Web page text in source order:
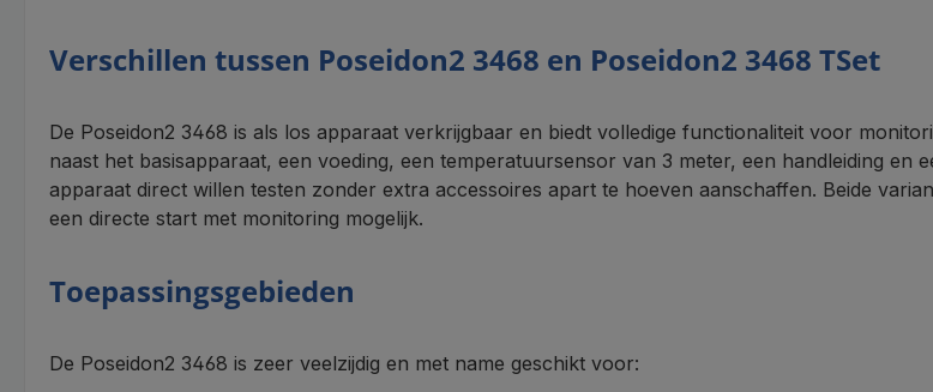
Verschillen tussen Poseidon2 3468 en Poseidon2 3468 TSet
De Poseidon2 3468 is als los apparaat verkrijgbaar en biedt volledige functionaliteit voor
naast het basisapparaat, een voeding, een temperatuursensor van 3 meter, een handleiding en
apparaat direct willen testen zonder extra accessoires apart te hoeven aanschaffen. Beide
een directe start met monitoring mogelijk.
Toepassingsgebieden
De Poseidon2 3468 is zeer veelzijdig en met name geschikt voor: